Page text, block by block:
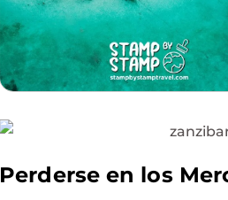
Perderse en los